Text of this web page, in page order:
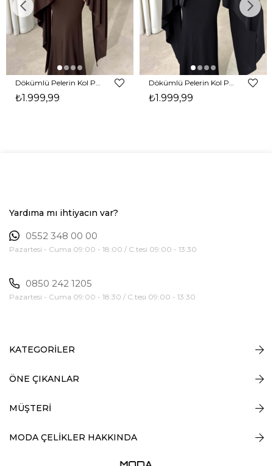
₺1.999,99 ₺1.999,99
Yardıma mı ihtiyacın var?
0552 348 00 00
Pazartesi - Cuma 09:00 - 18:00 / C.tesi 09:00 - 13:30
0850 242 1205
Pazartesi - Cuma 09:00 - 18:30 / C.tesi 09:00 - 13:30
KATEGORİLER
ÖNE ÇIKANLAR
MÜŞTERİ
MODA ÇELİKLER HAKKINDA